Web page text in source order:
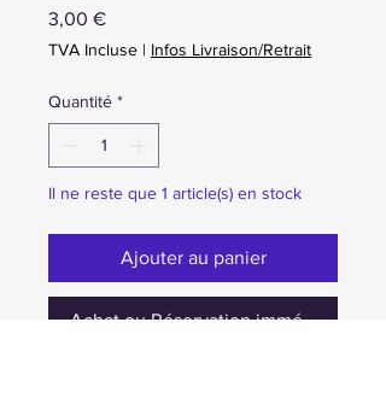
3,00 €Prix
TVA Incluse | Infos Livraison/Retrait
Quantité *
Il ne reste que 1 article(s) en stock
Ajouter au panier
Achat ou Réservation immédiate